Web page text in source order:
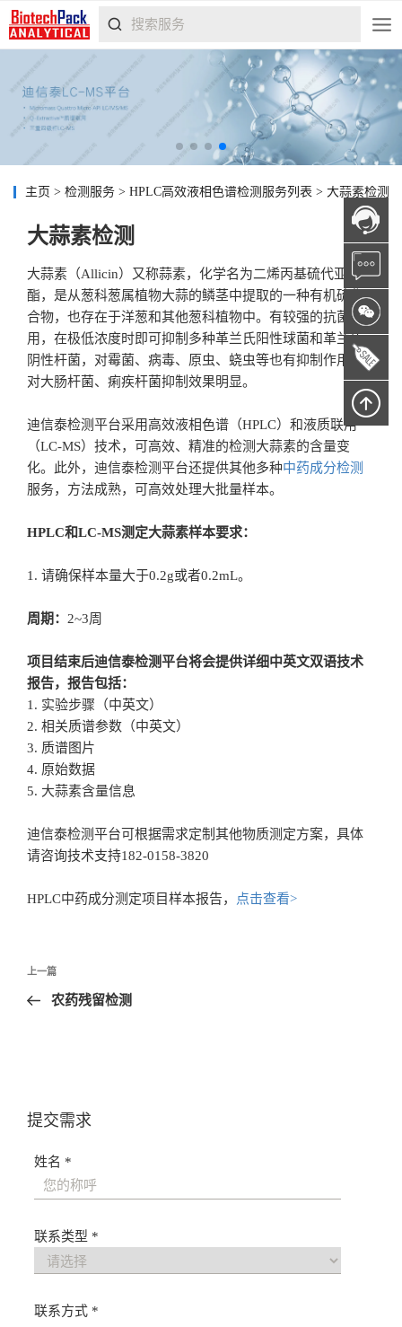
主页 > 检测服务 > HPLC高效液相色谱检测服务列表 > 大蒜素检测
大蒜素检测
大蒜素（Allicin）又称蒜素，化学名为二烯丙基硫代亚磺酸
酯，是从葱科葱属植物大蒜的鳞茎中提取的一种有机硫化
合物，也存在于洋葱和其他葱科植物中。有较强的抗菌作
用，在极低浓度时即可抑制多种革兰氏阳性球菌和革兰氏
阴性杆菌，对霉菌、病毒、原虫、蛲虫等也有抑制作用，
对大肠杆菌、痢疾杆菌抑制效果明显。
迪信泰检测平台采用高效液相色谱（HPLC）和液质联用
（LC-MS）技术，可高效、精准的检测大蒜素的含量变
化。此外，迪信泰检测平台还提供其他多种中药成分检测
服务，方法成熟，可高效处理大批量样本。
HPLC和LC-MS测定大蒜素样本要求：
1. 请确保样本量大于0.2g或者0.2mL。
周期： 2~3周
项目结束后迪信泰检测平台将会提供详细中英文双语技术
报告，报告包括：
1. 实验步骤（中英文）
2. 相关质谱参数（中英文）
3. 质谱图片
4. 原始数据
5. 大蒜素含量信息
迪信泰检测平台可根据需求定制其他物质测定方案，具体
请咨询技术支持182-0158-3820
HPLC中药成分测定项目样本报告， 点击查看>
文
章
上一篇
农药残留检测
提交需求
姓名 *
联系类型 *
联系方式 *